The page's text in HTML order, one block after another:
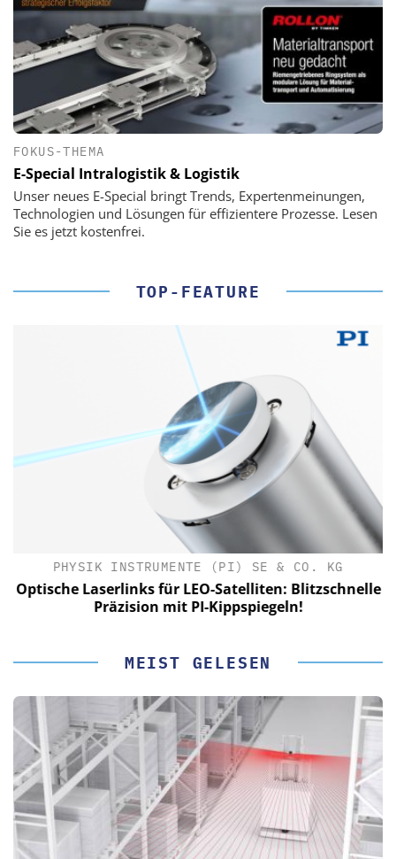
FOKUS-THEMA
E-Special Intralogistik & Logistik
Unser neues E-Special bringt Trends, Expertenmeinungen,
Technologien und Lösungen für effizientere Prozesse. Lesen
Sie es jetzt kostenfrei.
TOP-FEATURE
PHYSIK INSTRUMENTE (PI) SE & CO. KG
Optische Laserlinks für LEO-Satelliten: Blitzschnelle
Präzision mit PI-Kippspiegeln!
MEIST GELESEN